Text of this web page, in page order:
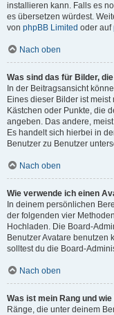
installieren kann. Falls es
es übersetzen würdest.
von phpBB Limited oder auf
Nach oben
Was sind das für Bilder,
In der Beitragsansicht
Eines dieser Bilder ist
Kästchen oder Punkte, die
angeben. Das andere,
Es handelt sich hierbei in
Benutzer zu Benutzer
Nach oben
Wie verwende ich einen
In deinem persönlichen
der folgenden vier
Hochladen. Die Board-
Benutzer Avatare benutzen
solltest du die Board-
Nach oben
Was ist mein Rang und
Ränge, die unter deinem